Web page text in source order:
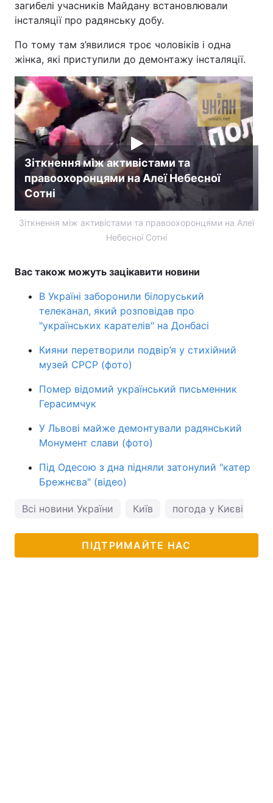
загибелі учасників Майдану встановлювали
інсталяції про радянську добу.
По тому там з’явилися троє чоловіків і одна
жінка, які приступили до демонтажу інсталяції.
Зіткнення між активістами та
правоохоронцями на Алеї Небесної
Сотні
Зіткнення між активістами та правоохоронцями на Алеї
Небесної Сотні
Вас також можуть зацікавити новини
В Україні заборонили білоруський
телеканал, який розповідав про
"українських карателів" на Донбасі
Кияни перетворили подвір’я у стихійний
музей СРСР (фото)
Помер відомий український письменник
Герасимчук
У Львові майже демонтували радянський
Монумент слави (фото)
Під Одесою з дна підняли затонулий "катер
Брежнєва" (відео)
Всі новини України Київ погода у Києві
ПІДТРИМАЙТЕ НАС